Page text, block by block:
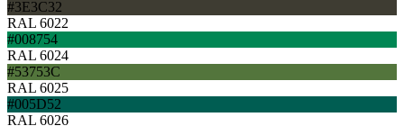
#3E3C32
RAL 6022
#008754
RAL 6024
#53753C
RAL 6025
#005D52
RAL 6026